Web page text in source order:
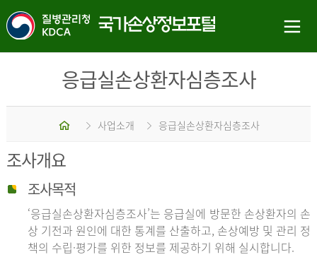
응급실손상환자심층조사
홈 사업소개 응급실손상환자심층조사
조사개요
조사목적
‘응급실손상환자심층조사’는 응급실에 방문한 손상환자의 손
상 기전과 원인에 대한 통계를 산출하고, 손상예방 및 관리 정
책의 수립·평가를 위한 정보를 제공하기 위해 실시합니다.